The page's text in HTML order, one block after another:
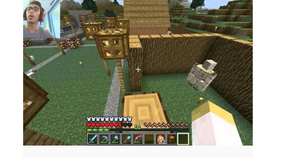
البحر
ههههه
#75
|
75#
MINECRAFT
:
D7OOMY999